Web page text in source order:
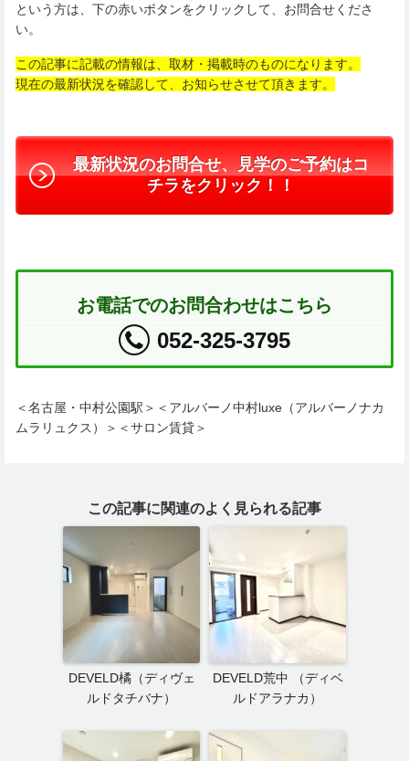
という方は、下の赤いボタンをクリックして、お問合せくださ
い。
この記事に記載の情報は、取材・掲載時のものになります。
現在の最新状況を確認して、お知らせさせて頂きます。
最新状況のお問合せ、見学のご予約はコ
チラをクリック！！
お電話でのお問合わせはこちら
052-325-3795
＜名古屋・中村公園駅＞＜アルバーノ中村luxe（アルバーノナカ
ムラリュクス）＞＜サロン賃貸＞
この記事に関連のよく見られる記事
DEVELD橘（ディヴェ
ルドタチバナ）
DEVELD荒中 （ディベ
ルドアラナカ）